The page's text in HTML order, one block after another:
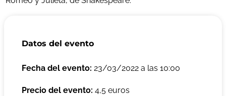
Datos del evento
Fecha del evento: 23/03/2022 a las 10:00
Precio del evento: 4,5 euros